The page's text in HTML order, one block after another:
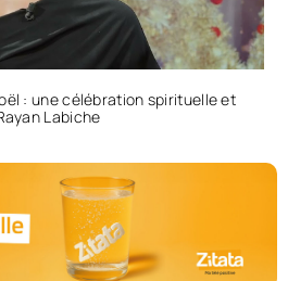
: une célébration spirituelle et
Labiche